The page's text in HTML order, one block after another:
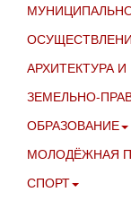
АРХИТЕКТУРА
ЗЕМЕЛЬНО-
ОБРАЗОВАНИЕ
МОЛОДЁЖНАЯ
СПОРТ